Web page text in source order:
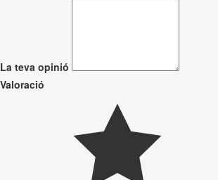
La teva opinió
Valoració